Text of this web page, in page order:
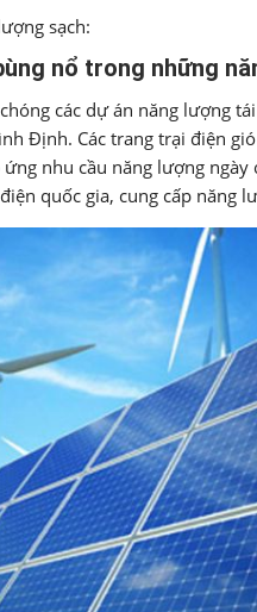
sạch:
nổ trong những
các dự án năng lượng
Định. Các trang trại điện
nhu cầu năng lượng ngày
quốc gia, cung cấp năng